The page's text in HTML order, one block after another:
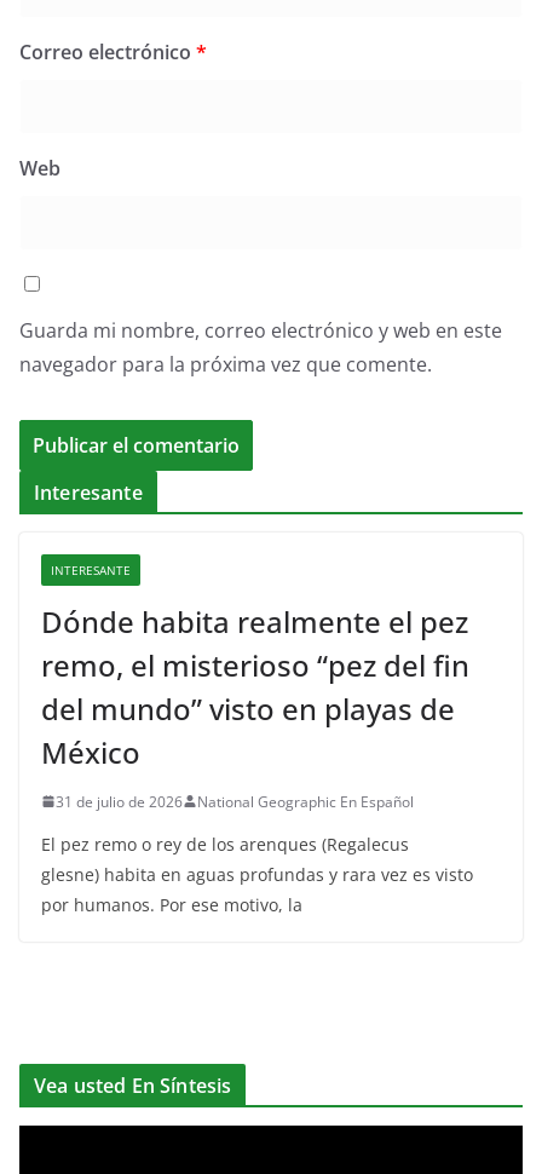
Correo electrónico *
Web
Guarda mi nombre, correo electrónico y web en este
navegador para la próxima vez que comente.
Interesante
INTERESANTE
Dónde habita realmente el pez
remo, el misterioso “pez del fin
del mundo” visto en playas de
México
31 de julio de 2026 National Geographic En Español
El pez remo o rey de los arenques (Regalecus
glesne) habita en aguas profundas y rara vez es visto
por humanos. Por ese motivo, la
Vea usted En Síntesis